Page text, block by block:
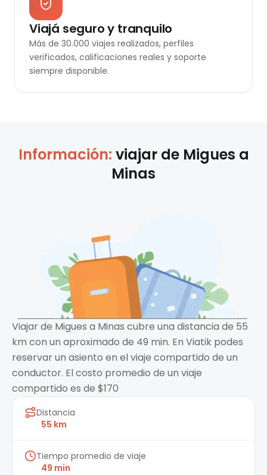
Viajá seguro y tranquilo
Más de 30.000 viajes realizados, perfiles
verificados, calificaciones reales y soporte
siempre disponible.
Información: viajar de Migues a
Minas
Viajar de Migues a Minas cubre una distancia de 55
km con un aproximado de 49 min. En Viatik podes
reservar un asiento en el viaje compartido de un
conductor. El costo promedio de un viaje
compartido es de $170
Distancia
55 km
Tiempo promedio de viaje
49 min